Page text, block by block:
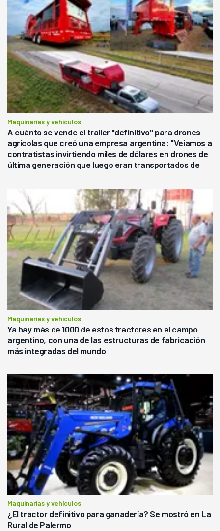
Maquinarias y vehículos
A cuánto se vende el trailer "definitivo" para drones
agrícolas que creó una empresa argentina: "Veíamos a
contratistas invirtiendo miles de dólares en drones de
última generación que luego eran transportados de
Maquinarias y vehículos
Ya hay más de 1000 de estos tractores en el campo
argentino, con una de las estructuras de fabricación
más integradas del mundo
Maquinarias y vehículos
¿El tractor definitivo para ganadería? Se mostró en La
Rural de Palermo